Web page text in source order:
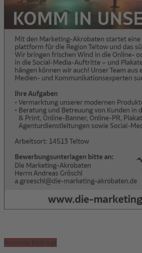
Neueste Beiträge